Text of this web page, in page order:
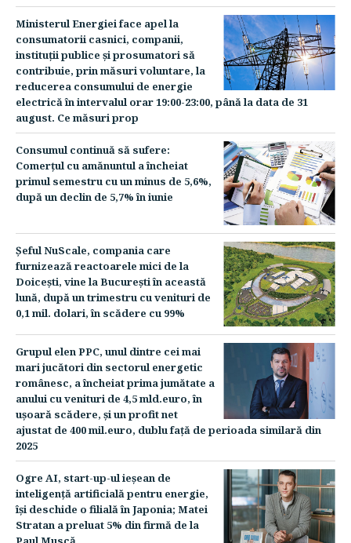
Ministerul Energiei face apel la
consumatorii casnici, companii,
instituţii publice şi prosumatori să
contribuie, prin măsuri voluntare, la
reducerea consumului de energie
electrică în intervalul orar 19:00-23:00, până la data de 31
august. Ce măsuri prop
Consumul continuă să sufere:
Comerţul cu amănuntul a încheiat
primul semestru cu un minus de 5,6%,
după un declin de 5,7% în iunie
Şeful NuScale, compania care
furnizează reactoarele mici de la
Doiceşti, vine la Bucureşti în această
lună, după un trimestru cu venituri de
0,1 mil. dolari, în scădere cu 99%
Grupul elen PPC, unul dintre cei mai
mari jucători din sectorul energetic
românesc, a încheiat prima jumătate a
anului cu venituri de 4,5 mld.euro, în
uşoară scădere, şi un profit net
ajustat de 400 mil.euro, dublu faţă de perioada similară din
2025
Ogre AI, start-up-ul ieşean de
inteligenţă artificială pentru energie,
îşi deschide o filială în Japonia; Matei
Stratan a preluat 5% din firmă de la